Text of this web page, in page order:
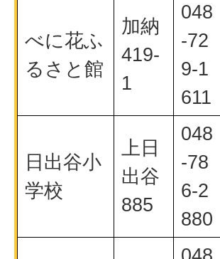
べに花ふ
るさと館
加納
419-
1
048
-72
9-1
611
日出谷小
学校
上日
出谷
885
048
-78
6-2
880